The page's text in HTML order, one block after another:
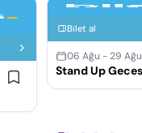
Bilet al
06 Ağu - 29
Stand Up